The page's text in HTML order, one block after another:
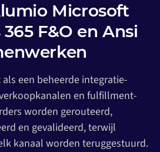
Microsoft
F&O en Ansi
een beheerde integratie-
en fulfillment-
worden gerouteerd,
en gevalideerd, terwijl
kanaal worden teruggestuurd.